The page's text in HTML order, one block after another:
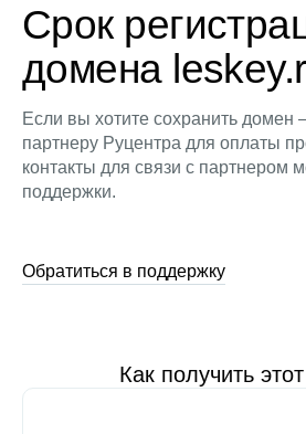
Срок
домена
Если вы хотите сохранить домен
партнеру Руцентра для оплаты
контакты для связи с партнером
поддержки.
Обратиться в поддержку
Как получить